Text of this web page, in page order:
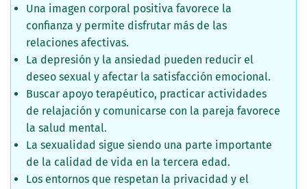
Una imagen corporal positiva favorece la
confianza y permite disfrutar más de las
relaciones afectivas.
La depresión y la ansiedad pueden reducir el
deseo sexual y afectar la satisfacción emocional.
Buscar apoyo terapéutico, practicar actividades
de relajación y comunicarse con la pareja favorece
la salud mental.
La sexualidad sigue siendo una parte importante
de la calidad de vida en la tercera edad.
Los entornos que respetan la privacidad y el